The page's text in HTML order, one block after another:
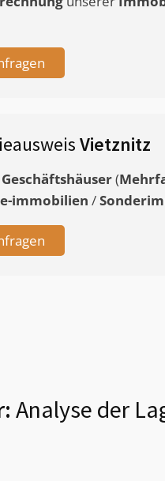
Vietznitz
Geschäftshäuser(
immobilien /
Analyse der